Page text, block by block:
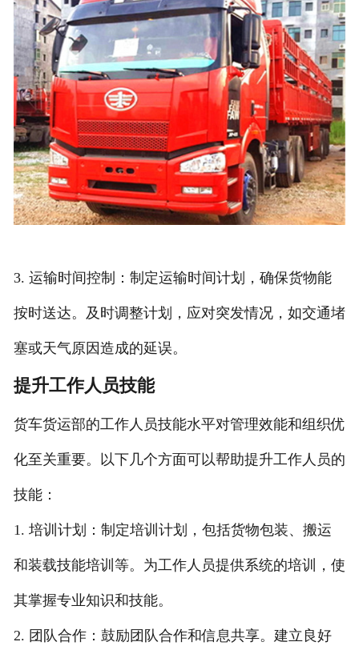
3. 运输时间控制：制定运输时间计划，确保货物能
按时送达。及时调整计划，应对突发情况，如交通堵
塞或天气原因造成的延误。
提升工作人员技能
货车货运部的工作人员技能水平对管理效能和组织优
化至关重要。以下几个方面可以帮助提升工作人员的
技能：
1. 培训计划：制定培训计划，包括货物包装、搬运
和装载技能培训等。为工作人员提供系统的培训，使
其掌握专业知识和技能。
2. 团队合作：鼓励团队合作和信息共享。建立良好